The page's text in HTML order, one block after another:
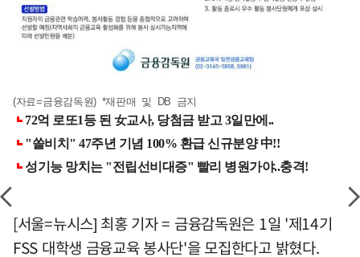
(자료=금융감독원) *재판매 및 DB 금지
[서울=뉴시스] 최홍 기자 = 금융감독원은 1일 '제14기
FSS 대학생 금융교육 봉사단'을 모집한다고 밝혔다.